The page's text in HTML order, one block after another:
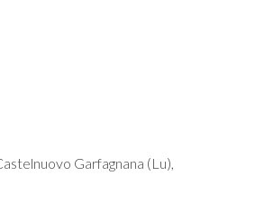
Garfagnana (Lu),